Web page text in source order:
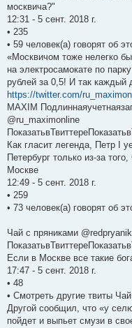
москвича?"
12:31 - 5 сент. 2018 г.
• 235
• 59 человек(а) говорят об
«Москвичом тоже нелегко
на электросамокате по
рублей за 0,5! И так каждый
https://twitter.com/
MAXIM
@ru_maximonline
Как гласит легенда, Петр I
Петербург только из-за
Москве
12:49 - 5 сент. 2018 г.
• 259
• 73 человек(а) говорят об
Чай с пряниками @redpryanik
Если в Москве все такие
17:47 - 5 сент. 2018 г.
• 48
• Смотреть другие твиты
Другой сообщил, что «у
пойдет и выпьет смузи в